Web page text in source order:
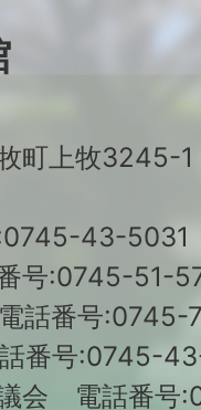
町上牧3245-1
43-5031
号:0745-51-
話番号:0745-
番号:0745-
議会 電話番